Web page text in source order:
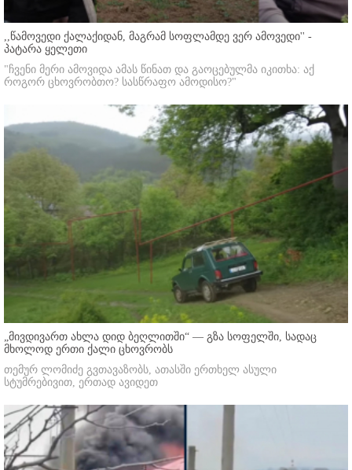
,,წამოვედი ქალაქიდან, მაგრამ სოფლამდე ვერ ამოვედი'' -
პატარა ყელეთი
"ჩვენი მერი ამოვიდა ამას წინათ და გაოცებულმა იკითხა: აქ
როგორ ცხოვრობთო? სასწრაფო ამოდისო?"
„მივდივართ ახლა დიდ ბეღლითში“ — გზა სოფელში, სადაც
მხოლოდ ერთი ქალი ცხოვრობს
თემურ ლომიძე გვთავაზობს, ათასში ერთხელ ასული
სტუმრებივით, ერთად ავიდეთ